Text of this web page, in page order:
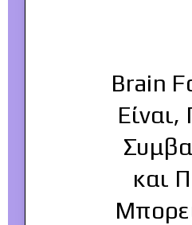
Brain
Είναι,
και